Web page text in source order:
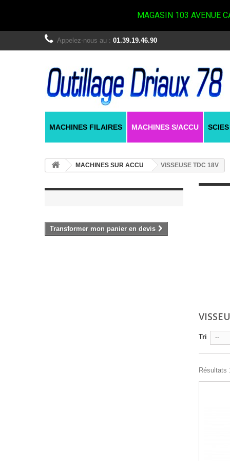
MAGASIN 103 AVENUE
Appelez-nous au : 01.39.19.46.90
MACHINES FILAIRES MACHINES S/ACCU
MACHINES SUR ACCU VISSEUSE TDC 18V
Transformer mon panier en devis
Tri --
Résultats